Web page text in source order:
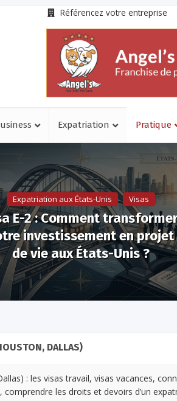
Référencez votre entreprise
Expatriation Pratique
Expatriation aux États-Unis Visas
E-2 : Comment
investissement en projet
de vie aux États-Unis ?
DALLAS)
: les visas travail, visas vacances,
comprendre les droits et devoirs d’un